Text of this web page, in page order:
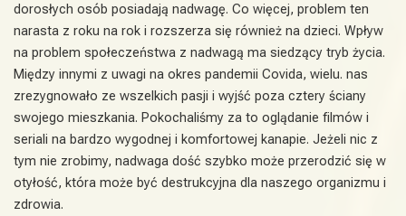
dorosłych osób posiadają nadwagę. Co więcej, problem ten
narasta z roku na rok i rozszerza się również na dzieci. Wpływ
na problem społeczeństwa z nadwagą ma siedzący tryb życia.
Między innymi z uwagi na okres pandemii Covida, wielu. nas
zrezygnowało ze wszelkich pasji i wyjść poza cztery ściany
swojego mieszkania. Pokochaliśmy za to oglądanie filmów i
seriali na bardzo wygodnej i komfortowej kanapie. Jeżeli nic z
tym nie zrobimy, nadwaga dość szybko może przerodzić się w
otyłość, która może być destrukcyjna dla naszego organizmu i
zdrowia.